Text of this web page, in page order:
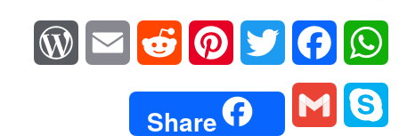
חוקת למתחילים
חוקת מתקדמים
זוהר בלק למתחילים
זוהר בלק למתקדמים
h
a
c
i
n
d
Share